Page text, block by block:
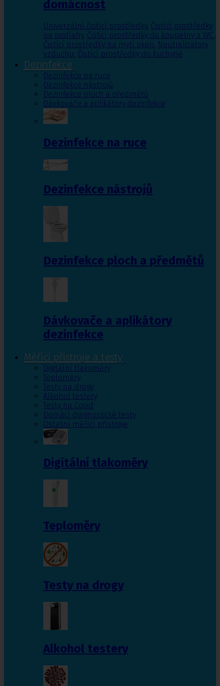
domácnost
Univerzální čistící prostředky, Čistící prostředky
na podlahy, Čisticí prostředky do koupelny a WC,
Čistící prostředky na mytí oken, Neutralizátory
vzduchu, Čistící prostředky do kuchyně
Dezinfekce
Dezinfekce na ruce
Dezinfekce nástrojů
Dezinfekce ploch a předmětů
Dávkovače a aplikátory dezinfekce
Dezinfekce na ruce
Dezinfekce nástrojů
Dezinfekce ploch a předmětů
Dávkovače a aplikátory
dezinfekce
Měřící přístroje a testy
Digitální tlakoměry
Teploměry
Testy na drogy
Alkohol testery
Testy na Covid
Domácí diagnostické testy
Ostatní měřící přístroje
Digitální tlakoměry
Teploměry
Testy na drogy
Alkohol testery